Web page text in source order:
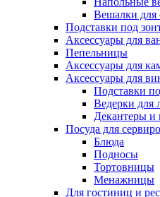
Вешалки для
Подставки под
Аксессуары для
Пепельницы
Аксессуары для
Аксессуары для
Подставки
Ведерки для
Декантеры
Посуда для
Блюда
Подносы
Тортовницы
Менажницы
Для гостиниц и